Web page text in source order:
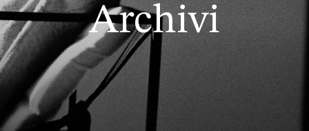
Archivi